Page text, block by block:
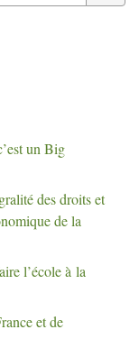
un Big
des droits et
de la
l’école à la
et de